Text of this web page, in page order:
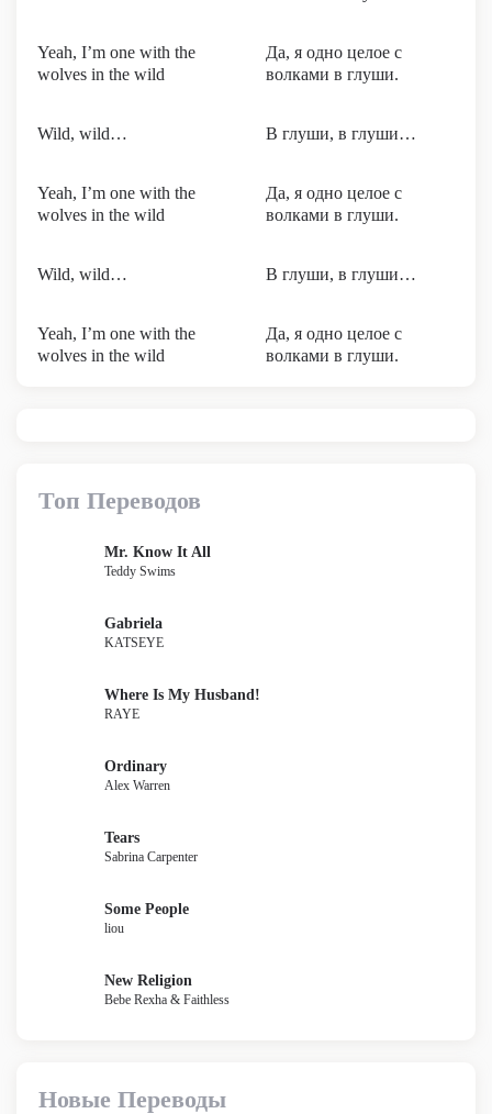
Yeah, I’m one with the
wolvеs in the wild
Да, я одно целое с
волками в глуши.
Wild, wild… В глуши, в глуши…
Yeah, I’m one with the
wolvеs in the wild
Да, я одно целое с
волками в глуши.
Wild, wild… В глуши, в глуши…
Yeah, I’m one with the
wolvеs in the wild
Да, я одно целое с
волками в глуши.
Топ Переводов
Mr. Know It All
Teddy Swims
Gabriela
KATSEYE
Where Is My Husband!
RAYE
Ordinary
Alex Warren
Tears
Sabrina Carpenter
Some People
liou
New Religion
Bebe Rexha & Faithless
Новые Переводы